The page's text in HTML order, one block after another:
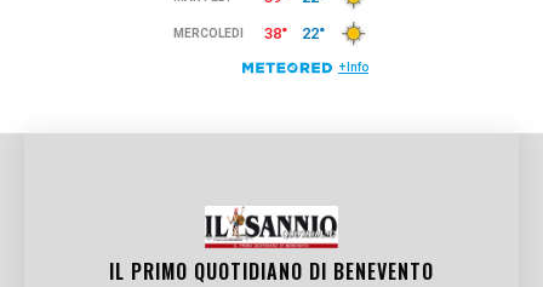
IL PRIMO QUOTIDIANO DI BENEVENTO